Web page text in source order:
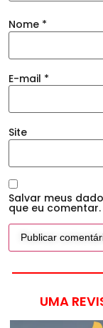
Nome *
E-mail *
Site
Salvar meus
que eu comentar.
UMA